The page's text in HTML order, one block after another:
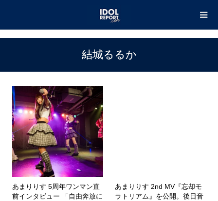
結城るるか
あまりりす 5周年ワンマン直
前インタビュー 「自由奔放に
あまりりす 2nd MV『忘却モ
ラトリアム』を公開。後日音